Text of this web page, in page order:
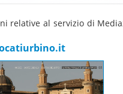
relative al servizio di